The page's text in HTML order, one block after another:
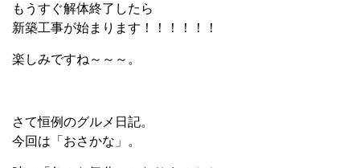
もうすぐ解体終了したら
新築工事が始まります！！！！！！
楽しみですね～～～。
さて恒例のグルメ日記。
今回は「おさかな」。